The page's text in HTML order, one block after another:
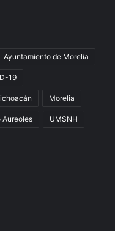
Ayuntamiento de Morelia
19
Morelia
Aureoles UMSNH